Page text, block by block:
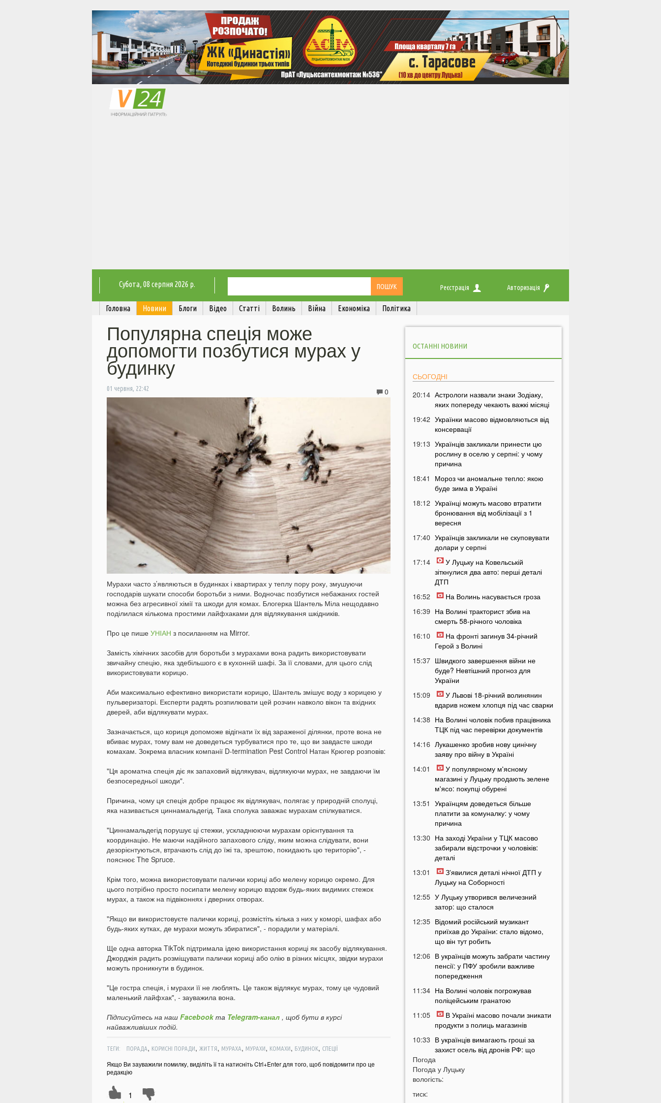
Субота, 08 серпня 2026 р. Реєстрація Авторизація
Головна Новини Блоги Відео Статті Волинь Війна Економіка Політика
Популярна спеція може
допомогти позбутися мурах у
будинку
01 червня, 22:42 0
Мурахи часто з’являються в будинках і квартирах у теплу пору року, змушуючи
господарів шукати способи боротьби з ними. Водночас позбутися небажаних гостей
можна без агресивної хімії та шкоди для комах. Блогерка Шантель Міла нещодавно
поділилася кількома простими лайфхаками для відлякування шкідників.
Про це пише УНІАН з посиланням на Mirror.
Замість хімічних засобів для боротьби з мурахами вона радить використовувати
звичайну спецію, яка здебільшого є в кухонній шафі. За її словами, для цього слід
використовувати корицю.
Аби максимально ефективно використати корицю, Шантель змішує воду з корицею у
пульверизаторі. Експерти радять розпилювати цей розчин навколо вікон та вхідних
дверей, аби відлякувати мурах.
Зазначається, що кориця допоможе відігнати їх від зараженої ділянки, проте вона не
вбиває мурах, тому вам не доведеться турбуватися про те, що ви завдасте шкоди
комахам. Зокрема власник компанії D-termination Pest Control Натан Крюгер розповів:
"Ця ароматна спеція діє як запаховий відлякувач, відлякуючи мурах, не завдаючи їм
безпосередньої шкоди".
Причина, чому ця спеція добре працює як відлякувач, полягає у природній сполуці,
яка називається циннамальдегід. Така сполука заважає мурахам спілкуватися.
"Циннамальдегід порушує ці стежки, ускладнюючи мурахам орієнтування та
координацію. Не маючи надійного запахового сліду, яким можна слідувати, вони
дезорієнтуються, втрачають слід до їжі та, зрештою, покидають цю територію", -
пояснює The Spruce.
Крім того, можна використовувати палички кориці або мелену корицю окремо. Для
цього потрібно просто посипати мелену корицю вздовж будь-яких видимих стежок
мурах, а також на підвіконнях і дверних отворах.
"Якщо ви використовуєте палички кориці, розмістіть кілька з них у коморі, шафах або
будь-яких кутках, де мурахи можуть збиратися", - порадили у матеріалі.
Ще одна авторка TikTok підтримала ідею використання кориці як засобу відлякування.
Джорджія радить розміщувати палички кориці або олію в різних місцях, звідки мурахи
можуть проникнути в будинок.
"Це гостра спеція, і мурахи її не люблять. Це також відлякує мурах, тому це чудовий
маленький лайфхак", - зауважила вона.
Підписуйтесь на наш Facebookта Telegram-канал , щоб бути в курсі
найважливіших подій.
ТЕГИ: ПОРАДА, КОРИСНІ ПОРАДИ, ЖИТТЯ, МУРАХА, МУРАХИ, КОМАХИ, БУДИНОК, СПЕЦІЇ
Якщо Ви зауважили помилку, виділіть її та натисніть Ctrl+Enter для того, щоб повідомити про це
редакцію
1
ОСТАННІ НОВИНИ
СЬОГОДНІ
20:14 Астрологи назвали знаки Зодіаку,
яких попереду чекають важкі місяці
19:42 Українки масово відмовляються від
консервації
19:13 Українців закликали принести цю
рослину в оселю у серпні: у чому
причина
18:41
Мороз чи аномальне тепло: якою
буде зима в Україні
18:12 Українці можуть масово втратити
бронювання від мобілізації з 1
вересня
17:40 Українців закликали не скуповувати
долари у серпні
17:14
У Луцьку на Ковельській
зіткнулися два авто: перші деталі
ДТП
16:52
На Волинь насувається гроза
16:39 На Волині тракторист збив на
смерть 58-річного чоловіка
16:10
На фронті загинув 34-річний
Герой з Волині
15:37 Швидкого завершення війни не
буде? Невтішний прогноз для
України
15:09
У Львові 18-річний волинянин
вдарив ножем хлопця під час сварки
14:38 На Волині чоловік побив працівника
ТЦК під час перевірки документів
14:16 Лукашенко зробив нову цинічну
заяву про війну в Україні
14:01
У популярному м'ясному
магазині у Луцьку продають зелене
м'ясо: покупці обурені
13:51
Українцям доведеться більше
платити за комуналку: у чому
причина
13:30 На заході України у ТЦК масово
забирали відстрочки у чоловіків:
деталі
13:01
Зʼявилися деталі нічної ДТП у
Луцьку на Соборності
12:55 У Луцьку утворився величезний
затор: що сталося
12:35 Відомий російський музикант
приїхав до України: стало відомо,
що він тут робить
12:06 В українців можуть забрати частину
пенсії: у ПФУ зробили важливе
попередження
11:34 На Волині чоловік погрожував
поліцейським гранатою
11:05
В Україні масово почали зникати
продукти з полиць магазинів
10:33 В українців вимагають гроші за
захист осель від дронів РФ: що
відбувається
10:04 ТЦК отримають нові дані про
українців: під контроль потраплять
Погода
Погода у Луцьку
вологість:
тиск: